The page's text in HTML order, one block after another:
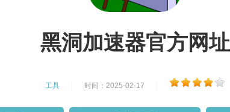
黑洞加速器官方网址
工具 时间：2025-02-17